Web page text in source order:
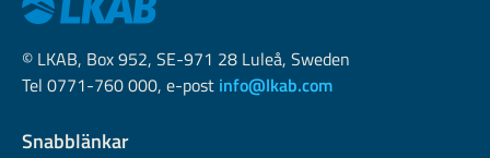
© LKAB, Box 952, SE-971 28 Luleå, Sweden
Tel 0771-760 000, e-post info@lkab.com
Snabblänkar